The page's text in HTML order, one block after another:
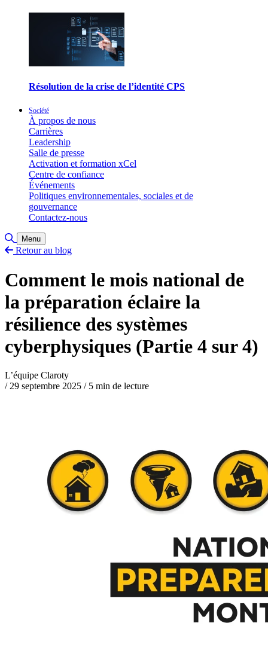
Résolution de la crise de l’identité CPS
Société
À propos de nous
Carrières
Leadership
Salle de presse
Activation et formation xCel
Centre de confiance
Événements
Politiques environnementales, sociales et de
gouvernance
Contactez-nous
Basculer la recherche
Menu
Retour au blog
Comment le mois national de
la préparation éclaire la
résilience des systèmes
cyberphysiques (Partie 4 sur 4)
L’équipe Claroty
/ 29 septembre 2025 /5 min de lecture